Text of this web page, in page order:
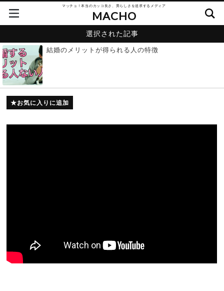
マッチョ！本当のカッコ良さ、男らしさを追求するメディア
MACHO
選択された記事
結婚のメリットが得られる人の特徴
お気に入りに追加